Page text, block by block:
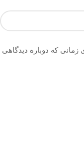
زمانی که دوباره دیدگاهی